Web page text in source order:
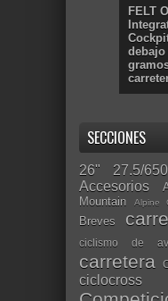
FELT
debajo
SECCIONES
26" 27.5/
Accesorios
Mountain
Alpine
Breves
ciclismo de
carretera
ciclocross